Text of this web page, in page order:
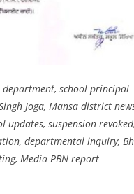
school principal
Joga, Mansa district
updates, suspension
departmental inquiry,
Media PBN report